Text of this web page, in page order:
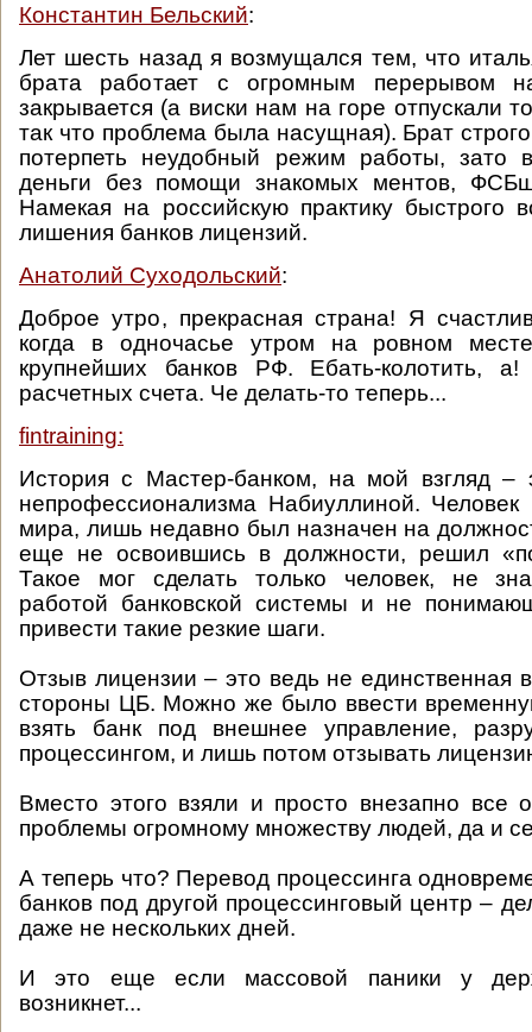
Константин Бельский:
Лет шесть назад я возмущался тем, что
брата работает с огромным перерывом
закрывается (а виски нам на горе отпускали
так что проблема была насущная). Брат
потерпеть неудобный режим работы, зато
деньги без помощи знакомых ментов,
Намекая на российскую практику быстрого
лишения банков лицензий.
Анатолий Суходольский:
Доброе утро, прекрасная страна! Я
когда в одночасье утром на ровном
крупнейших банков РФ. Ебать-колотить,
расчетных счета. Че делать-то теперь...
fintraining:
История с Мастер-банком, на мой взгляд –
непрофессионализма Набиуллиной. Человек
мира, лишь недавно был назначен на
еще не освоившись в должности, решил
Такое мог сделать только человек, не
работой банковской системы и не
привести такие резкие шаги.
Отзыв лицензии – это ведь не единственная
стороны ЦБ. Можно же было ввести
взять банк под внешнее управление,
процессингом, и лишь потом отзывать
Вместо этого взяли и просто внезапно все
проблемы огромному множеству людей, да и
А теперь что? Перевод процессинга
банков под другой процессинговый центр –
даже не нескольких дней.
И это еще если массовой паники у
возникнет...